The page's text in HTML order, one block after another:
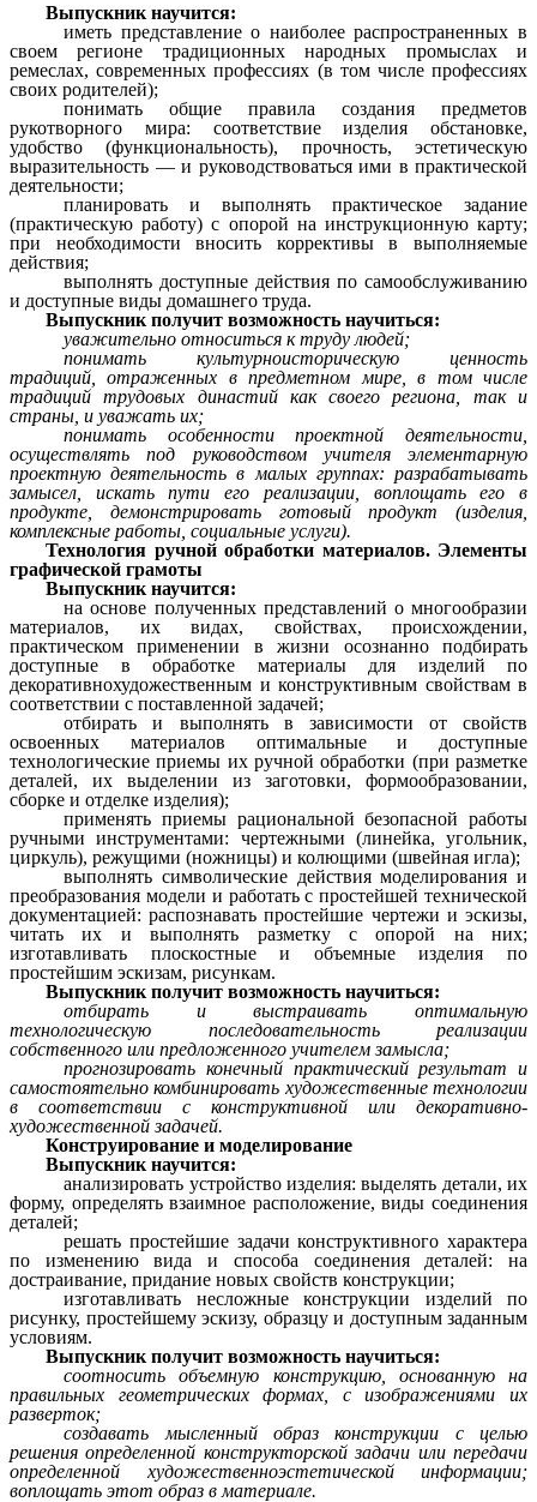
Выпускник научится:
иметь представление о наиболее распространенных в
своем регионе традиционных народных промыслах и
ремеслах, современных профессиях (в том числе профессиях
своих родителей);
понимать общие правила создания предметов
рукотворного мира: соответствие изделия обстановке,
удобство (функциональность), прочность, эстетическую
выразительность — и руководствоваться ими в практической
деятельности;
планировать и выполнять практическое задание
(практическую работу) с опорой на инструкционную карту;
при необходимости вносить коррективы в выполняемые
действия;
выполнять доступные действия по самообслуживанию
и доступные виды домашнего труда.
Выпускник получит возможность научиться:
уважительно относиться к труду людей;
понимать культурно­историческую ценность
традиций, отраженных в предметном мире, в том числе
традиций трудовых династий как своего региона, так и
страны, и уважать их;
понимать особенности проектной деятельности,
осуществлять под руководством учителя элементарную
проектную деятельность в малых группах: разрабатывать
замысел, искать пути его реализации, воплощать его в
продукте, демонстрировать готовый продукт (изделия,
комплексные работы, социальные услуги).
Технология ручной обработки материалов. Элементы
графической грамоты
Выпускник научится:
на основе полученных представлений о многообразии
материалов, их видах, свойствах, происхождении,
практическом применении в жизни осознанно подбирать
доступные в обработке материалы для изделий по
декоративно­художественным и конструктивным свойствам в
соответствии с поставленной задачей;
отбирать и выполнять в зависимости от свойств
освоенных материалов оптимальные и доступные
технологические приемы их ручной обработки (при разметке
деталей, их выделении из заготовки, формообразовании,
сборке и отделке изделия);
применять приемы рациональной безопасной работы
ручными инструментами: чертежными (линейка, угольник,
циркуль), режущими (ножницы) и колющими (швейная игла);
выполнять символические действия моделирования и
преобразования модели и работать с простейшей технической
документацией: распознавать простейшие чертежи и эскизы,
читать их и выполнять разметку с опорой на них;
изготавливать плоскостные и объемные изделия по
простейшим эскизам, рисункам.
Выпускник получит возможность научиться:
отбирать и выстраивать оптимальную
технологическую последовательность реализации
собственного или предложенного учителем замысла;
прогнозировать конечный практический результат и
самостоятельно комбинировать художественные технологии
в соответствии с конструктивной или декоративно­
художественной задачей.
Конструирование и моделирование
Выпускник научится:
анализировать устройство изделия: выделять детали, их
форму, определять взаимное расположение, виды соединения
деталей;
решать простейшие задачи конструктивного характера
по изменению вида и способа соединения деталей: на
достраивание, придание новых свойств конструкции;
изготавливать несложные конструкции изделий по
рисунку, простейшему эскизу, образцу и доступным заданным
условиям.
Выпускник получит возможность научиться:
соотносить объемную конструкцию, основанную на
правильных геометрических формах, с изображениями их
разверток;
создавать мысленный образ конструкции с целью
решения определенной конструкторской задачи или передачи
определенной художественно­эстетической информации;
воплощать этот образ в материале.